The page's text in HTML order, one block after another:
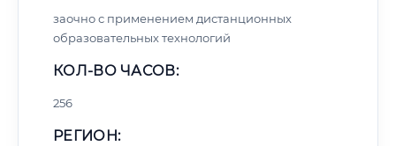
заочно с применением дистанционных
образовательных технологий
КОЛ-ВО ЧАСОВ:
256
РЕГИОН: